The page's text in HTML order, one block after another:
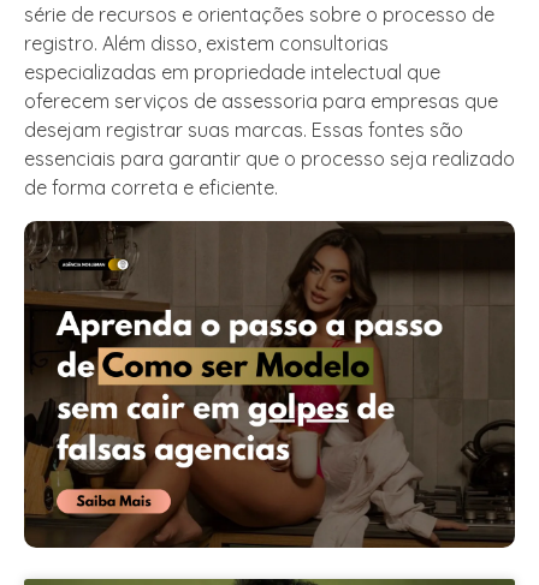
série de recursos e orientações sobre o processo de
registro. Além disso, existem consultorias
especializadas em propriedade intelectual que
oferecem serviços de assessoria para empresas que
desejam registrar suas marcas. Essas fontes são
essenciais para garantir que o processo seja realizado
de forma correta e eficiente.